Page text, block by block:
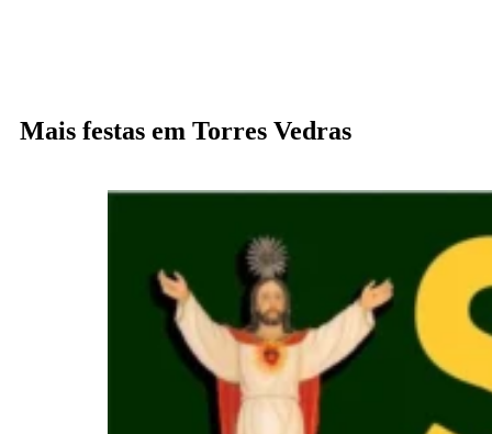
Mais festas em Torres Vedras